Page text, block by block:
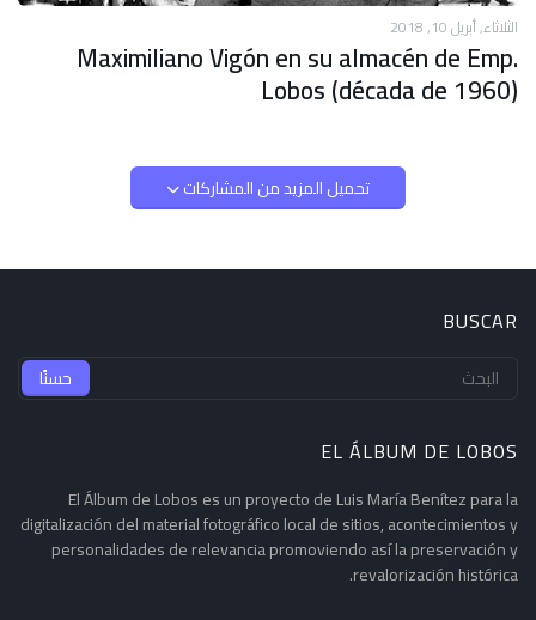
الثلاثاء, أبريل 10, 2018
Maximiliano Vigón en su almacén de Emp.
Lobos (década de 1960)
تحميل المزيد من المشاركات
BUSCAR
EL ÁLBUM DE LOBOS
El Álbum de Lobos es un proyecto de Luis María Benítez para la
digitalización del material fotográfico local de sitios, acontecimientos y
personalidades de relevancia promoviendo así la preservación y
revalorización histórica.